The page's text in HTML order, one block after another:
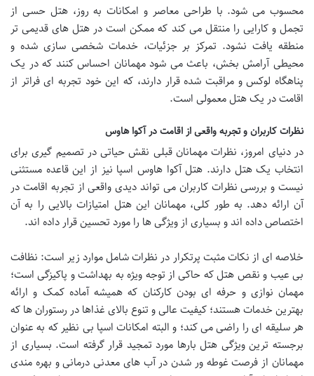
محسوب می شود. با طراحی معاصر و امکانات به روز، هتل حسی از
تجمل و کارایی را منتقل می کند که ممکن است در هتل های قدیمی تر
منطقه یافت نشود. تمرکز بر جزئیات، خدمات شخصی سازی شده و
محیطی آرامش بخش، باعث می شود مهمانان احساس کنند که در یک
پناهگاه لوکس و مراقبت شده قرار دارند، که این خود تجربه ای فراتر از
اقامت در یک هتل معمولی است.
نظرات کاربران و تجربه واقعی از اقامت در آکوا هاوس
در دنیای امروز، نظرات مهمانان قبلی نقش حیاتی در تصمیم گیری برای
انتخاب یک هتل دارند. هتل آکوا هاوس اسپا نیز از این قاعده مستثنی
نیست و بررسی نظرات کاربران می تواند دیدی واقعی از تجربه اقامت در
آن ارائه دهد. به طور کلی، مهمانان این هتل امتیازات بالایی را به آن
اختصاص داده اند و بسیاری از ویژگی ها را مورد تحسین قرار داده اند.
خلاصه ای از نکات مثبت پرتکرار در نظرات شامل موارد زیر است: نظافت
بی عیب و نقص هتل که حاکی از توجه ویژه به بهداشت و پاکیزگی است؛
مهمان نوازی و حرفه ای بودن کارکنان که همیشه آماده کمک و ارائه
بهترین خدمات هستند؛ کیفیت عالی و تنوع بالای غذاها در رستوران ها که
هر سلیقه ای را راضی می کند؛ و البته امکانات اسپا بی نظیر که به عنوان
برجسته ترین ویژگی هتل بارها مورد تمجید قرار گرفته است. بسیاری از
مهمانان از فرصت غوطه ور شدن در آب های معدنی درمانی و بهره مندی